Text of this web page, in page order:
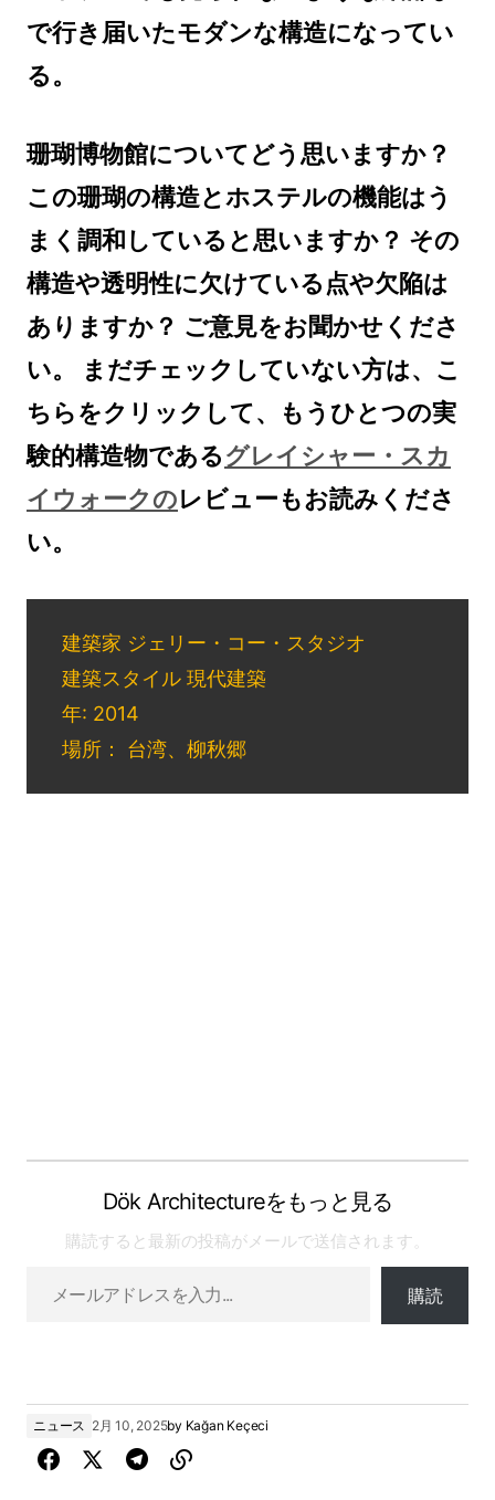
で行き届いたモダンな構造になってい
る。
珊瑚博物館についてどう思いますか？
この珊瑚の構造とホステルの機能はう
まく調和していると思いますか？ その
構造や透明性に欠けている点や欠陥は
ありますか？ ご意見をお聞かせくださ
い。 まだチェックしていない方は、こ
ちらをクリックして、もうひとつの実
験的構造物であるグレイシャー・スカ
イウォークのレビューもお読みくださ
い。
建築家 ジェリー・コー・スタジオ
建築スタイル 現代建築
年: 2014
場所： 台湾、柳秋郷
Dök Architectureをもっと見る
購読すると最新の投稿がメールで送信されます。
購読
ニュース 2月 10, 2025by Kağan Keçeci